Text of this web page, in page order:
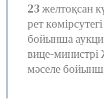
23 желтоқсан
рет
бойынша
вице-
мәселе